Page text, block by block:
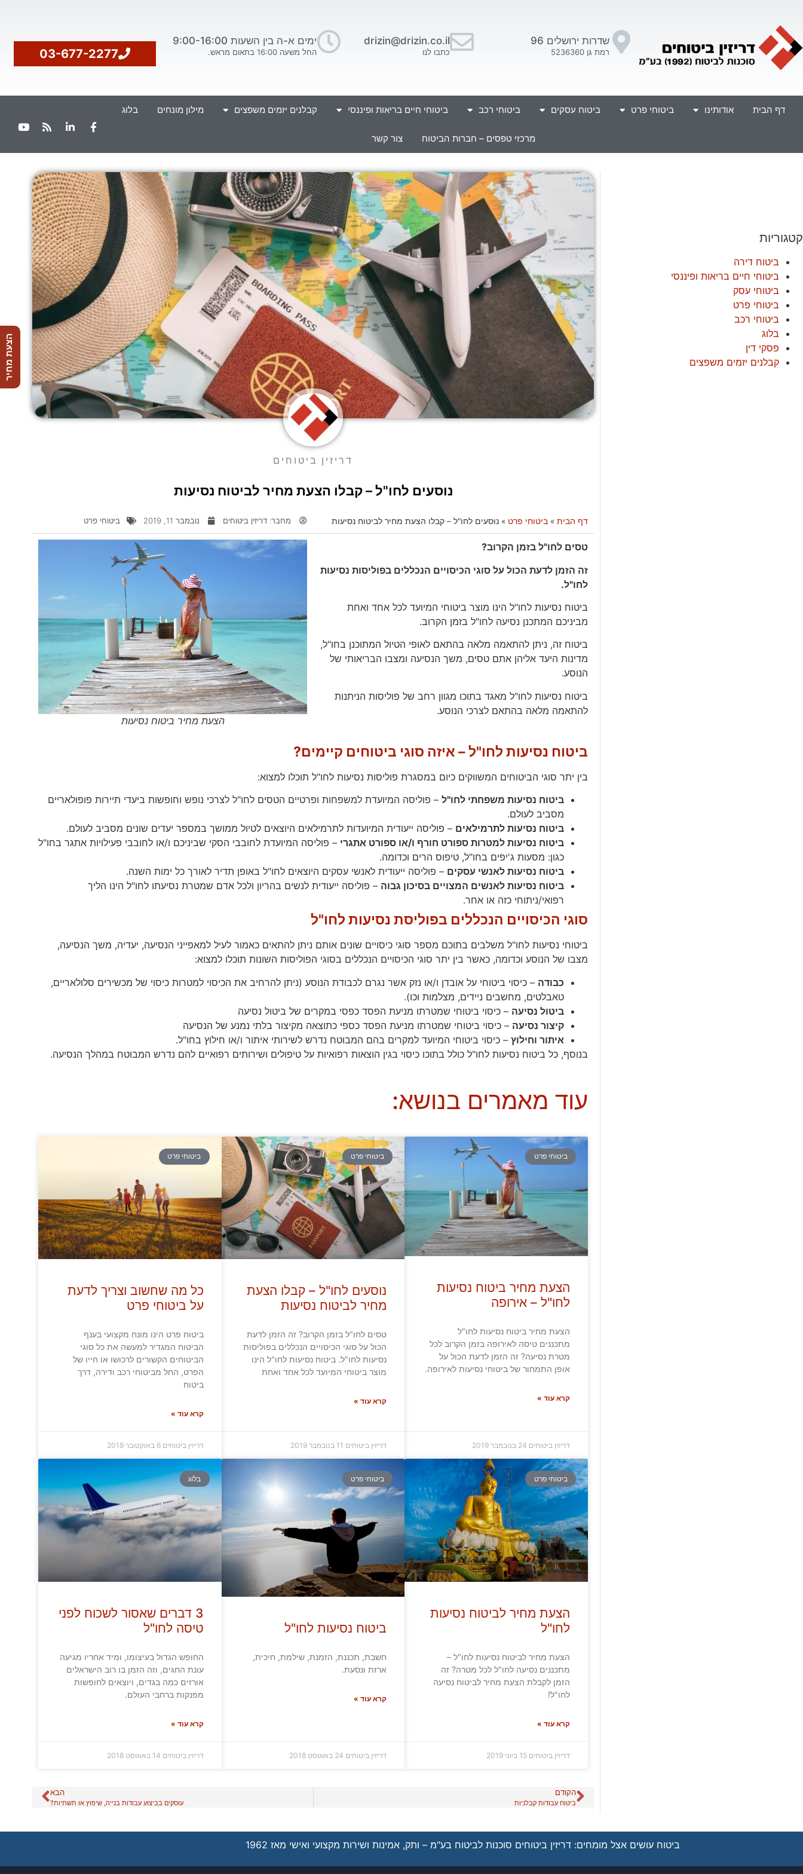
שדרות ירושלים 96
רמת גן 5236360
drizin@drizin.co.il
כתבו לנו
ימים א-ה בין השעות 9:00-16:00
החל משעה 16:00 בתאום מראש. 03-677-2277
דף הבית אודותינו ביטוחי פרט ביטוח עסקים ביטוחי רכב ביטוחי חיים בריאות ופיננסי קבלנים יזמים משפצים מילון מונחים בלוג
מרכזי טפסים – חברות הביטוח צור קשר
קטגוריות
ביטוח דירה
ביטוחי חיים בריאות ופיננסי
ביטוחי עסק
ביטוחי פרט
ביטוחי רכב
בלוג
פסקי דין
קבלנים יזמים משפצים
דריזין ביטוחים
נוסעים לחו"ל – קבלו הצעת מחיר לביטוח נסיעות
דף הבית » ביטוחי פרט » נוסעים לחו"ל – קבלו הצעת מחיר לביטוח נסיעות מחבר: דריזין ביטוחים נובמבר 11, 2019 ביטוחי פרט
טסים לחו"ל בזמן הקרוב?
זה הזמן לדעת הכול על סוגי הכיסויים הנכללים בפוליסות נסיעות
לחו"ל.
ביטוח נסיעות לחו"ל הינו מוצר ביטוחי המיועד לכל אחד ואחת
מביניכם המתכנן נסיעה לחו"ל בזמן הקרוב.
ביטוח זה, ניתן להתאמה מלאה בהתאם לאופי הטיול המתוכנן בחו"ל,
מדינות היעד אליהן אתם טסים, משך הנסיעה ומצבו הבריאותי של
הנוסע.
ביטוח נסיעות לחו"ל מאגד בתוכו מגוון רחב של פוליסות הניתנות
להתאמה מלאה בהתאם לצרכי הנוסע.
הצעת מחיר ביטוח נסיעות
ביטוח נסיעות לחו"ל – איזה סוגי ביטוחים קיימים?
בין יתר סוגי הביטוחים המשווקים כיום במסגרת פוליסות נסיעות לחו"ל תוכלו למצוא:
ביטוח נסיעות משפחתי לחו"ל – פוליסה המיועדת למשפחות ופרטיים הטסים לחו"ל לצרכי נופש וחופשות ביעדי תיירות פופולאריים
מסביב לעולם.
ביטוח נסיעות לתרמילאים – פוליסה ייעודית המיועדות לתרמילאים היוצאים לטיול ממושך במספר יעדים שונים מסביב לעולם.
ביטוח נסיעות למטרות ספורט חורף ו/או ספורט אתגרי – פוליסה המיועדת לחובבי הסקי שביניכם ו/או לחובבי פעילויות אתגר בחו"ל
כגון: מסעות ג'יפים בחו"ל, טיפוס הרים וכדומה.
ביטוח נסיעות לאנשי עסקים – פוליסה ייעודית לאנשי עסקים היוצאים לחו"ל באופן תדיר לאורך כל ימות השנה.
ביטוח נסיעות לאנשים המצויים בסיכון גבוה – פוליסה ייעודית לנשים בהריון ולכל אדם שמטרת נסיעתו לחו"ל הינו הליך
רפואי/ניתוחי כזה או אחר.
סוגי הכיסויים הנכללים בפוליסת נסיעות לחו"ל
ביטוחי נסיעות לחו"ל משלבים בתוכם מספר סוגי כיסויים שונים אותם ניתן להתאים כאמור לעיל למאפייני הנסיעה, יעדיה, משך הנסיעה,
מצבו של הנוסע וכדומה, כאשר בין יתר סוגי הכיסויים הנכללים בסוגי הפוליסות השונות תוכלו למצוא:
כבודה – כיסוי ביטוחי על אובדן ו/או נזק אשר נגרם לכבודת הנוסע (ניתן להרחיב את הכיסוי למטרות כיסוי של מכשירים סלולאריים,
טאבלטים, מחשבים ניידים, מצלמות וכו).
ביטול נסיעה – כיסוי ביטוחי שמטרתו מניעת הפסד כפסי במקרים של ביטול נסיעה
קיצור נסיעה – כיסוי ביטוחי שמטרתו מניעת הפסד כספי כתוצאה מקיצור בלתי נמנע של הנסיעה
איתור וחילוץ – כיסוי ביטוחי המיועד למקרים בהם המבוטח נדרש לשירותי איתור ו/או חילוץ בחו"ל.
בנוסף, כל ביטוח נסיעות לחו"ל כולל בתוכו כיסוי בגין הוצאות רפואיות על טיפולים ושירותים רפואיים להם נדרש המבוטח במהלך הנסיעה.
עוד מאמרים בנושא:
ביטוחי פרט
הצעת מחיר ביטוח נסיעות
לחו"ל – אירופה
הצעת מחיר ביטוח נסיעות לחו"ל
מתכננים טיסה לאירופה בזמן הקרוב לכל
מטרת נסיעה? זה הזמן לדעת הכול על
אופן התמחור של ביטוחי נסיעות לאירופה.
קרא עוד »
דריזין ביטוחים 24 בנובמבר 2019
ביטוחי פרט
נוסעים לחו"ל – קבלו הצעת
מחיר לביטוח נסיעות
טסים לחו"ל בזמן הקרוב? זה הזמן לדעת
הכול על סוגי הכיסויים הנכללים בפוליסות
נסיעות לחו"ל. ביטוח נסיעות לחו"ל הינו
מוצר ביטוחי המיועד לכל אחד ואחת
קרא עוד »
דריזין ביטוחים 11 בנובמבר 2019
ביטוחי פרט
כל מה שחשוב וצריך לדעת
על ביטוחי פרט
ביטוח פרט הינו מונח מקצועי בענף
הביטוח המגדיר למעשה את כל סוגי
הביטוחים הקשורים לרכושו או חייו של
הפרט, החל מביטוחי רכב ודירה, דרך
ביטוח
קרא עוד »
דריזין ביטוחים6 באוקטובר 2019
ביטוחי פרט
הצעת מחיר לביטוח נסיעות
לחו"ל
הצעת מחיר לביטוח נסיעות לחו"ל –
מתכננים נסיעה לחו"ל לכל מטרה? זה
הזמן לקבלת הצעת מחיר לביטוח נסיעה
לחו"ל!
קרא עוד »
דריזין ביטוחים 15 ביוני 2019
ביטוחי פרט
ביטוח נסיעות לחו"ל
חשבת, תכננת, הזמנת, שילמת, חיכית,
ארזת ונסעת.
קרא עוד »
דריזין ביטוחים 24 באוגוסט 2018
בלוג
3 דברים שאסור לשכוח לפני
טיסה לחו"ל
החופש הגדול בעיצומו, ומיד אחריו מגיעה
עונת החגים, וזה הזמן בו רוב הישראלים
אורזים כמה בגדים, ויוצאים לחופשות
מפנקות ברחבי העולם.
קרא עוד »
דריזין ביטוחים 14 באוגוסט 2018
הקודם
ביטוח עבודות קבלניות
הבא
עוסקים בביצוע עבודות בנייה, שיפוץ או תשתיות?
ביטוח עושים אצל מומחים: דריזין ביטוחים סוכנות לביטוח בע"מ – ותק, אמינות ושירות מקצועי ואישי מאז 1962
הצעת מחיר